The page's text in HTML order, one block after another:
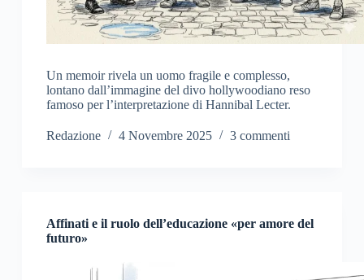
Un memoir rivela un uomo fragile e complesso,
lontano dall’immagine del divo hollywoodiano reso
famoso per l’interpretazione di Hannibal Lecter.
Redazione 4 Novembre 2025 3 commenti
Affinati e il ruolo dell’educazione «per amore del
futuro»